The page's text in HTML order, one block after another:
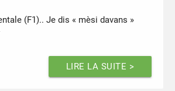
(F1).. Je dis « mèsi davans »
LIRE LA SUITE >